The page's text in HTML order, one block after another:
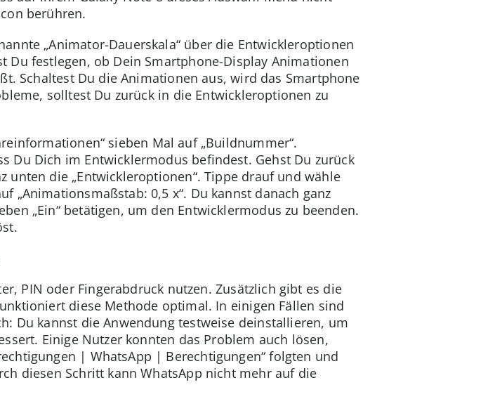
berühren.
„Animator-Dauerskala“ über die Entwickleroptionen
Du festlegen, ob Dein Smartphone-Display Animationen
Schaltest Du die Animationen aus, wird das Smartphone
solltest Du zurück in die Entwickleroptionen zu
sieben Mal auf „Buildnummer“.
Du Dich im Entwicklermodus befindest. Gehst Du zurück
die „Entwickleroptionen“. Tippe drauf und wähle
„Animationsmaßstab: 0,5 x“. Du kannst danach ganz
„Ein“ betätigen, um den Entwicklermodus zu beenden.
PIN oder Fingerabdruck nutzen. Zusätzlich gibt es die
diese Methode optimal. In einigen Fällen sind
Du kannst die Anwendung testweise deinstallieren, um
Einige Nutzer konnten das Problem auch lösen,
| WhatsApp | Berechtigungen“ folgten und
diesen Schritt kann WhatsApp nicht mehr auf die